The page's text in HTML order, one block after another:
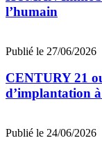
l’humain
Publié le 27/06/2026
CENTURY 21
d’implantation
Publié le 24/06/2026